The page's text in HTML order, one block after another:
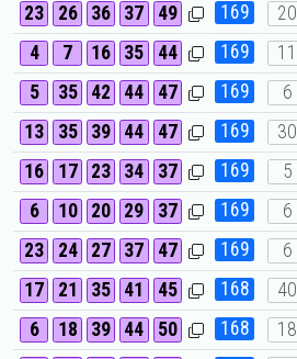
23
26 36 37 49 169 20
4
7 16 35 44 169 11
5
35 42 44 47 169 6
13
35 39 44 47 169 30
16
17 23 34 37 169 5
6
10 20 29 37 169 6
23
24 27 37 47 169 6
17
21 35 41 45 168 40
6
18 39 44 50 168 18